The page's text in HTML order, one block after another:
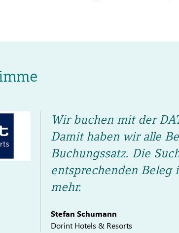
Wir buchen mit der
Damit haben wir alle
Buchungssatz. Die
entsprechenden Beleg
mehr.
Stefan Schumann
Dorint Hotels & Resorts